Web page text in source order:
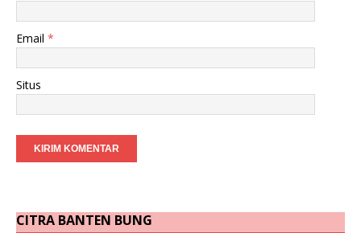
Email *
Situs
CITRA BANTEN BUNG